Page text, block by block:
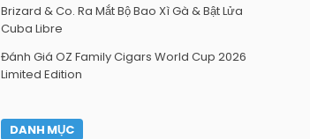
Brizard & Co. Ra Mắt Bộ Bao Xì Gà & Bật Lửa
Cuba Libre
Đánh Giá OZ Family Cigars World Cup 2026
Limited Edition
DANH MỤC